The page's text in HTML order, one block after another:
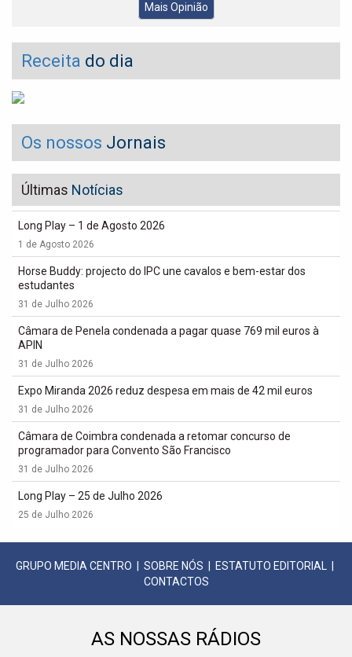
Mais Opinião
Receita do dia
Os nossos Jornais
Últimas Notícias
Long Play – 1 de Agosto 2026
1 de Agosto 2026
Horse Buddy: projecto do IPC une cavalos e bem-estar dos
estudantes
31 de Julho 2026
Câmara de Penela condenada a pagar quase 769 mil euros à
APIN
31 de Julho 2026
Expo Miranda 2026 reduz despesa em mais de 42 mil euros
31 de Julho 2026
Câmara de Coimbra condenada a retomar concurso de
programador para Convento São Francisco
31 de Julho 2026
Long Play – 25 de Julho 2026
25 de Julho 2026
GRUPO MEDIA CENTRO SOBRE NÓS ESTATUTO EDITORIAL
CONTACTOS
AS NOSSAS RÁDIOS